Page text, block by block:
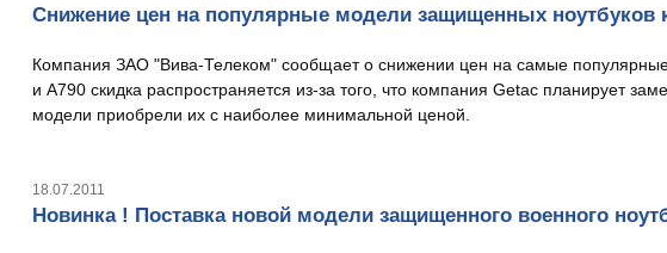
Снижение цен на популярные модели защищенных ноутбуков
Компания ЗАО "Вива-Телеком" сообщает о снижении цен на самые
и A790 скидка распространяется из-за того, что компания Getac планирует
модели приобрели их с наиболее минимальной ценой.
18.07.2011
Новинка ! Поставка новой модели защищенного военного